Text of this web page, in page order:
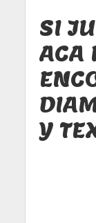
SI
ACA
Y